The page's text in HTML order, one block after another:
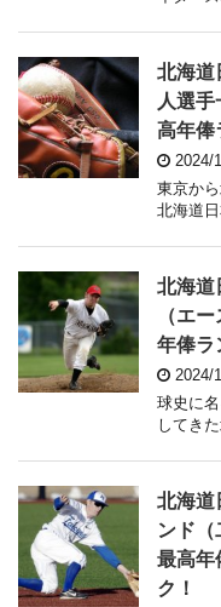
北海道
人選
高年俸
2024/
東京か
北海道
北海道
（エ
年俸ラ
2024/
球史に
してき
北海道
ンド
最高年
ク！